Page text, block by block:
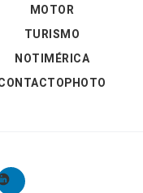
MOTOR
TURISMO
NOTIMÉRICA